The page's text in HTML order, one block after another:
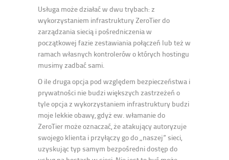
Usługa może działać w dwu trybach: z
wykorzystaniem infrastruktury ZeroTier do
zarządzania siecią i pośredniczenia w
początkowej fazie zestawiania połączeń lub też w
ramach własnych kontrolerów o których hostingu
musimy zadbać sami.
O ile druga opcja pod względem bezpieczeństwa i
prywatności nie budzi większych zastrzeżeń o
tyle opcja z wykorzystaniem infrastruktury budzi
moje lekkie obawy, gdyż ew. włamanie do
ZeroTier może oznaczać, że atakujący autoryzuje
swojego klienta i przyłączy go do „naszej” sieci,
uzyskując typ samym bezpośredni dostęp do